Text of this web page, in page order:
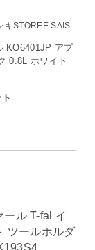
キSTOREE SAIS
KO6401JP アプ
0.8L ホワイト